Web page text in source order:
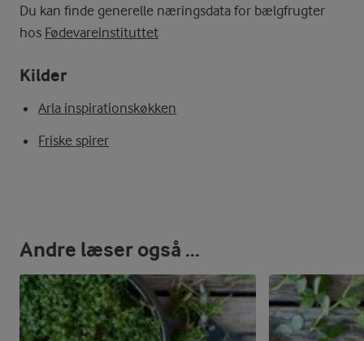
Du kan finde generelle næringsdata for bælgfrugter
hos Fødevareinstituttet
Kilder
Arla inspirationskøkken
Friske spirer
Andre læser også ...